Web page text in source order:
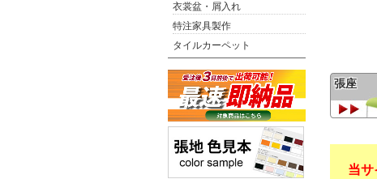
張座
当
衣裳盆・屑入れ
特注家具製作
タイルカーペット